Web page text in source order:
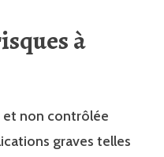
à
non contrôlée
graves telles